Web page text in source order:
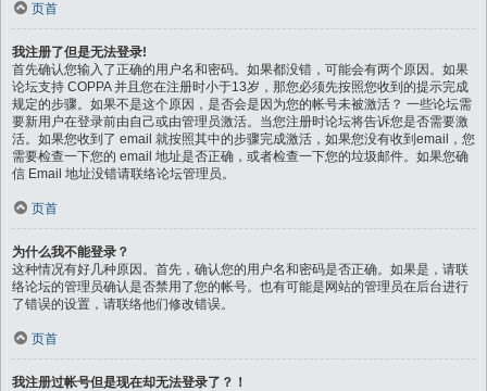
页首
我注册了但是无法登录!
首先确认您输入了正确的用户名和密码。如果都没错，可能会有两个原因。如果
论坛支持 COPPA 并且您在注册时小于13岁，那您必须先按照您收到的提示完成
规定的步骤。如果不是这个原因，是否会是因为您的帐号未被激活？ 一些论坛需
要新用户在登录前由自己或由管理员激活。当您注册时论坛将告诉您是否需要激
活。如果您收到了 email 就按照其中的步骤完成激活，如果您没有收到email，您
需要检查一下您的 email 地址是否正确，或者检查一下您的垃圾邮件。如果您确
信 Email 地址没错请联络论坛管理员。
页首
为什么我不能登录？
这种情况有好几种原因。首先，确认您的用户名和密码是否正确。如果是，请联
络论坛的管理员确认是否禁用了您的帐号。也有可能是网站的管理员在后台进行
了错误的设置，请联络他们修改错误。
页首
我注册过帐号但是现在却无法登录了？！